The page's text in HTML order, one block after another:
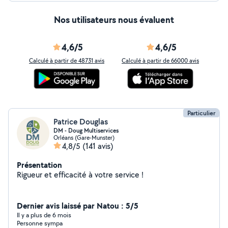
Nos utilisateurs nous évaluent
4,6/5
Calculé à partir de 48731 avis
4,6/5
Calculé à partir de 66000 avis
Particulier
Patrice Douglas
DM - Doug Multiservices
Orléans (Gare-Munster)
4,8/5 (141 avis)
Présentation
Rigueur et efficacité à votre service !
Dernier avis laissé par Natou : 5/5
Il y a plus de 6 mois
Personne sympa